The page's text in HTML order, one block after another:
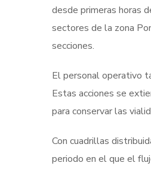
desde primeras horas
sectores de la zona
secciones.
El personal operativo
Estas acciones se
para conservar las
Con cuadrillas
periodo en el que el